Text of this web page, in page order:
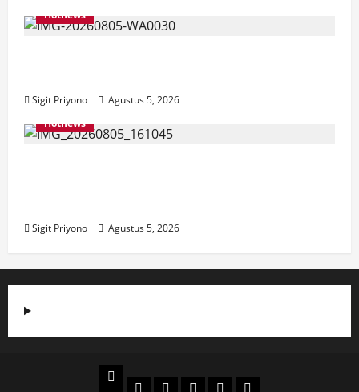
Hotnews
Sigit Priyono
Agustus 5, 2026
Hotnews
Sigit Priyono Agustus 5, 2026
Beranda
PolitikOtomotifEkonomiSosialtentang